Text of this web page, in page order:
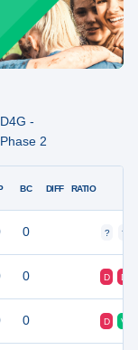
-
2
BC DIFF RATIO
0 ? ?
0 D D
0 D V